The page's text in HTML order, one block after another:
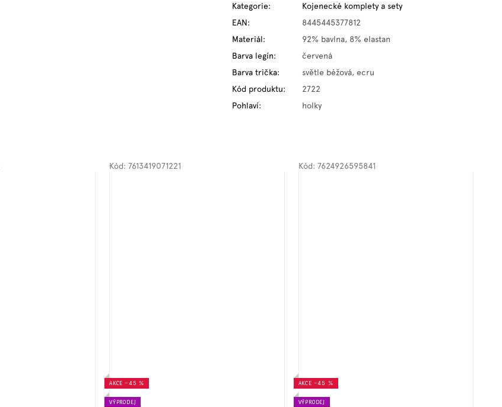
Kategorie:
Kojenecké komplety a sety
EAN:
8445445377812
Materiál:
92% bavlna, 8% elastan
Barva legín:
červená
Barva trička:
světle béžová, ecru
Kód produktu:
2722
Pohlaví: holky
AKCE –45 %
VÝPRODEJ
Kód: 7613419071221
AKCE –45 %
VÝPRODEJ
Kód: 7624926595841